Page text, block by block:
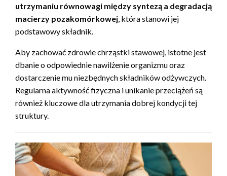
utrzymaniu równowagi między syntezą a degradacją
macierzy pozakomórkowej, która stanowi jej
podstawowy składnik.
Aby zachować zdrowie chrząstki stawowej, istotne jest
dbanie o odpowiednie nawilżenie organizmu oraz
dostarczenie mu niezbędnych składników odżywczych.
Regularna aktywność fizyczna i unikanie przeciążeń są
również kluczowe dla utrzymania dobrej kondycji tej
struktury.